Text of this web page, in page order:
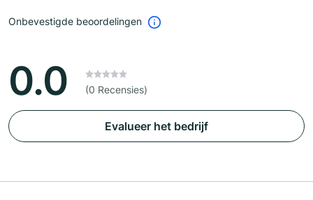
Onbevestigde beoordelingen
0.0 (0 Recensies)
Evalueer het bedrijf